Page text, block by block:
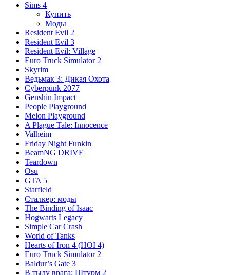
Sims 4
Купить
Моды
Resident Evil 2
Resident Evil 3
Resident Evil: Village
Euro Truck Simulator 2
Skyrim
Ведьмак 3: Дикая Охота
Cyberpunk 2077
Genshin Impact
People Playground
Melon Playground
A Plague Tale: Innocence
Valheim
Friday Night Funkin
BeamNG DRIVE
Teardown
Osu
GTA 5
Starfield
Сталкер: моды
The Binding of Isaac
Hogwarts Legacy
Simple Car Crash
World of Tanks
Hearts of Iron 4 (HOI 4)
Euro Truck Simulator 2
Baldur’s Gate 3
В тылу врага: Штурм 2